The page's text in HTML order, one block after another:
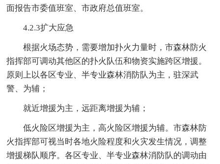
面报告市委值班室、市政府总值班室。
4.2.3扩大应急
根据火场态势，需要增加扑火力量时，市森林防火
指挥部可调动其他区的扑火队伍和物资实施跨区增援。
原则上以各区专业、半专业森林消防队为主，驻深武
警、为辅；
就近增援为主，远距离增援为辅；
低火险区增援为主，高火险区增援为辅。市森林防
火指挥部可视当时各地火险程度和火灾发生情况，调整
增援梯队顺序。各区专业、半专业森林消防队的调动由